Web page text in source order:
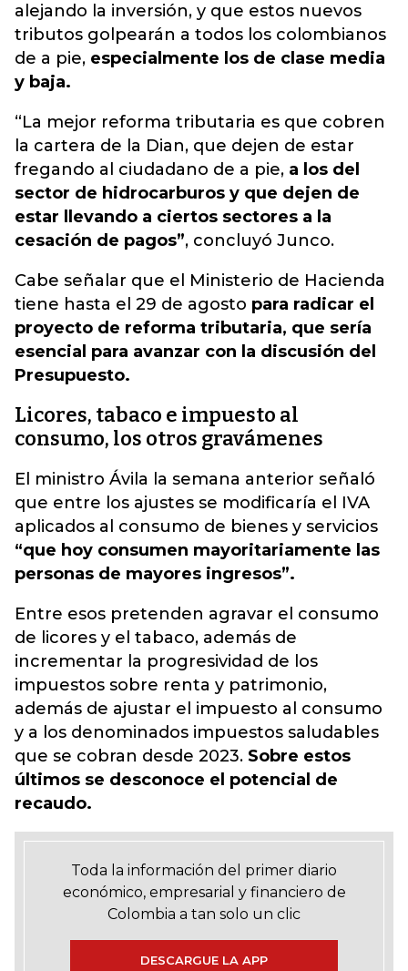
alejando la inversión, y que estos nuevos
tributos golpearán a todos los colombianos
de a pie, especialmente los de clase media
y baja.
“La mejor reforma tributaria es que cobren
la cartera de la Dian, que dejen de estar
fregando al ciudadano de a pie, a los del
sector de hidrocarburos y que dejen de
estar llevando a ciertos sectores a la
cesación de pagos”, concluyó Junco.
Cabe señalar que el Ministerio de Hacienda
tiene hasta el 29 de agosto para radicar el
proyecto de reforma tributaria, que sería
esencial para avanzar con la discusión del
Presupuesto.
Licores, tabaco e impuesto al
consumo, los otros gravámenes
El ministro Ávila la semana anterior señaló
que entre los ajustes se modificaría el IVA
aplicados al consumo de bienes y servicios
“que hoy consumen mayoritariamente las
personas de mayores ingresos”.
Entre esos pretenden agravar el consumo
de licores y el tabaco, además de
incrementar la progresividad de los
impuestos sobre renta y patrimonio,
además de ajustar el impuesto al consumo
y a los denominados impuestos saludables
que se cobran desde 2023. Sobre estos
últimos se desconoce el potencial de
recaudo.
Toda la información del primer diario
económico, empresarial y financiero de
Colombia a tan solo un clic
DESCARGUE LA APP